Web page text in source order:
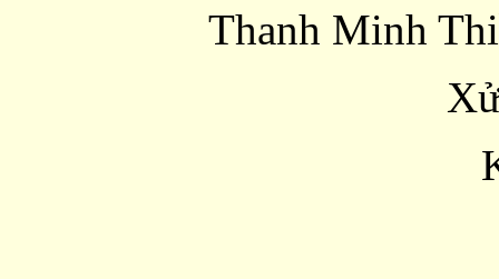
Thanh Minh